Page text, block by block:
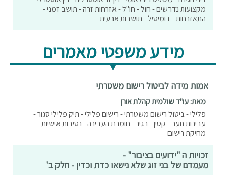
מקצועות נדרשים - חול - חו"ל - אזרחות זרה - תושב זמני -
התאזרחות - דומיסיל - תושבות ארעית
מידע משפטי מאמרים
אמות מידה לביטול רישום משטרתי
מאת: עו"ד שולמית קהלת אורן
פלילי - ביטול רישום משטרתי - רישום פלילי - תיק פלילי סגור -
עבירות נוער - קטין - בגיר - חומרת העבירה - נסיבות אישיות -
מחיקת רישום
זכויות ה "ידועים בציבור" -
מעמדם של בני זוג שלא נישאו כדת וכדין - חלק ב'